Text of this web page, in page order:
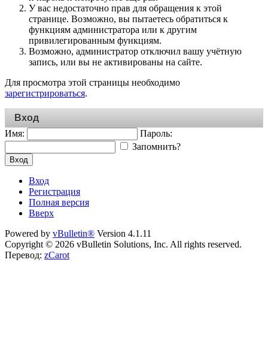
У вас недостаточно прав для обращения к этой
странице. Возможно, вы пытаетесь обратиться к
функциям администратора или к другим
привилегированным функциям.
Возможно, администратор отключил вашу учётную
запись, или вы не активированы на сайте.
Для просмотра этой страницы необходимо
зарегистрироваться.
Вход
Имя:
Пароль:
Запомнить?
Вход
Вход
Регистрация
Полная версия
Вверх
Powered by vBulletin® Version 4.1.11
Copyright © 2026 vBulletin Solutions, Inc. All rights reserved.
Перевод: zCarot